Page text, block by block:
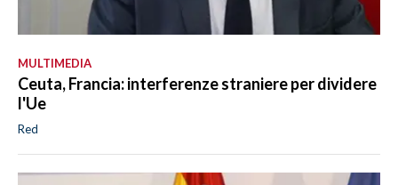
MULTIMEDIA
Ceuta, Francia: interferenze straniere per dividere
l'Ue
Red